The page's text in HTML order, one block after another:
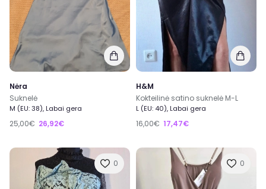
Nėra
Suknelė
M (EU: 38), Labai gera
25,00€ 26,92€
H&M
Kokteilinė satino suknelė M-L
L (EU: 40), Labai gera
16,00€ 17,47€
0 0